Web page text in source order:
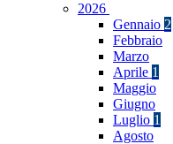
2026
Gennaio 2
Febbraio
Marzo
Aprile 1
Maggio
Giugno
Luglio 1
Agosto